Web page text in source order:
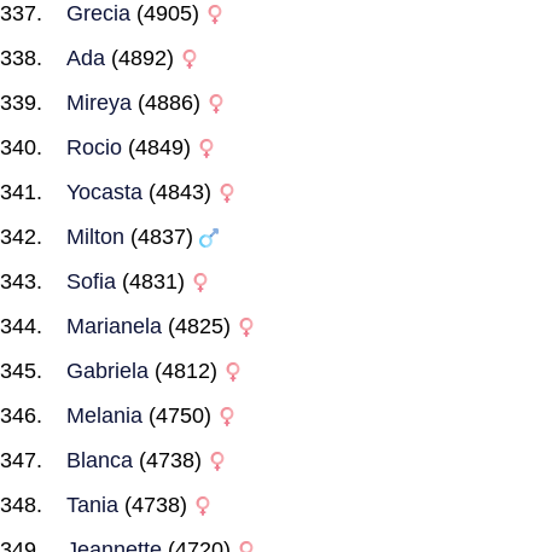
Grecia (4905)
Ada (4892)
Mireya (4886)
Rocio (4849)
Yocasta (4843)
Milton (4837)
Sofia (4831)
Marianela (4825)
Gabriela (4812)
Melania (4750)
Blanca (4738)
Tania (4738)